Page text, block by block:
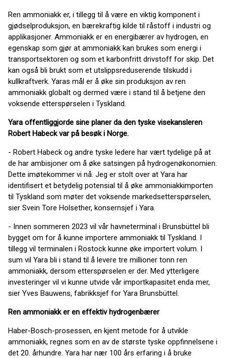
Ren ammoniakk er, i tillegg til å være en viktig komponent i
gjødselproduksjon, en bærekraftig kilde til råstoff i industri og
applikasjoner. Ammoniakk er en energibærer av hydrogen, en
egenskap som gjør at ammoniakk kan brukes som energi i
transportsektoren og som et karbonfritt drivstoff for skip. Det
kan også bli brukt som et utslippsreduserende tilskudd i
kullkraftverk. Yaras mål er å øke sin produksjon av ren
ammoniakk globalt og dermed være i stand til å betjene den
voksende etterspørselen i Tyskland.
Yara offentliggjorde sine planer da den tyske visekansleren
Robert Habeck var på besøk i Norge.
- Robert Habeck og andre tyske ledere har vært tydelige på at
de har ambisjoner om å øke satsingen på hydrogenøkonomien.
Dette imøtekommer vi nå. Jeg er stolt over at Yara har
identifisert et betydelig potensial til å øke ammoniakkimporten
til Tyskland som møter det voksende markedsetterspørselen,
sier Svein Tore Holsether, konsernsjef i Yara.
- Innen sommeren 2023 vil vår havneterminal i Brunsbüttel bli
bygget om for å kunne importere ammoniakk til Tyskland. I
tillegg vil terminalen i Rostock kunne øke importert volum. I
sum vil Yara bli i stand til å levere tre millioner tonn ren
ammoniakk, dersom etterspørselen er der. Med ytterligere
investeringer vil vi kunne utvide vår importkapasitet enda mer,
sier Yves Bauwens, fabrikksjef for Yara Brunsbüttel.
Ren ammoniakk er en effektiv hydrogenbærer
Haber-Bosch-prosessen, en kjent metode for å utvikle
ammoniakk, regnes som en av de største tyske oppfinnelsene i
det 20. århundre. Yara har nær 100 års erfaring i å bruke